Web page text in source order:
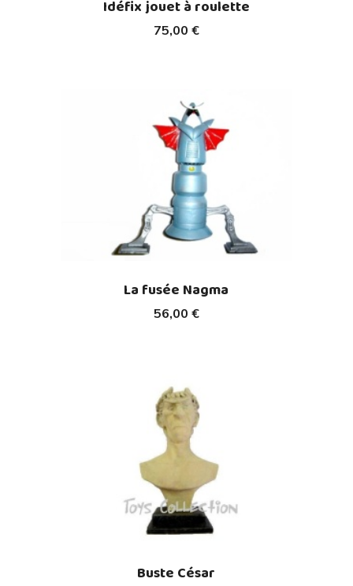
75,00 €
Idéfix jouet à roulette
56,00 €
La fusée Nagma
Buste César